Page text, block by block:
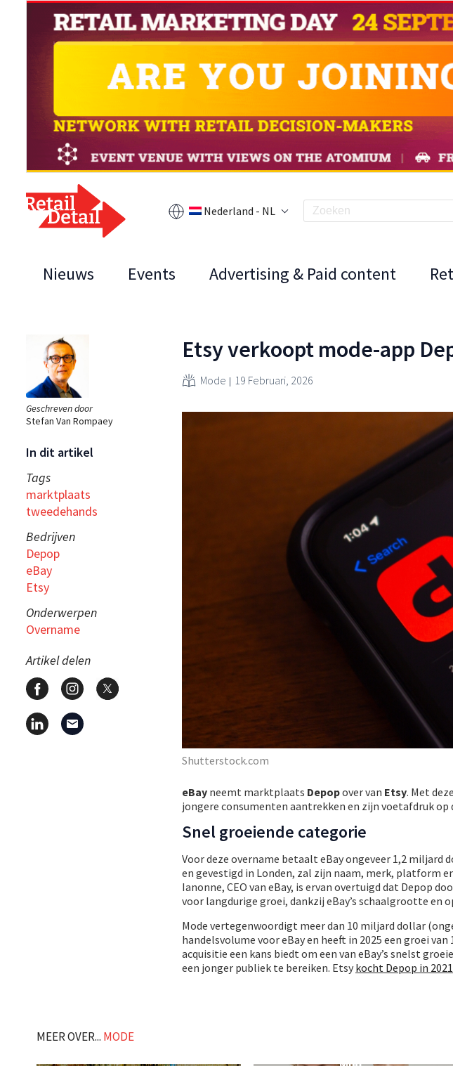
Nederland - NL
Nieuws Events Advertising & Paid content
Geschreven door
Stefan Van Rompaey
In dit artikel
Tags
marktplaats
tweedehands
Bedrijven
Depop
eBay
Etsy
Onderwerpen
Overname
Artikel delen
Etsy verkoopt mode-app
Mode 19 Februari, 2026
Shutterstock.com
eBay neemt marktplaats Depopover van Etsy. Met
jongere consumenten aantrekken en zijn voetafdruk
Snel groeiende categorie
Voor deze overname betaalt eBay ongeveer 1,2 miljard
en gevestigd in Londen, zal zijn naam, merk, platform
Ianonne, CEO van eBay, is ervan overtuigd dat Depop
voor langdurige groei, dankzij eBay’s schaalgrootte en
Mode vertegenwoordigt meer dan 10 miljard dollar
handelsvolume voor eBay en heeft in 2025 een groei
acquisitie een kans biedt om een van eBay’s snelst
een jonger publiek te bereiken. Etsy kocht Depop in 2021
MEER OVER... MODE